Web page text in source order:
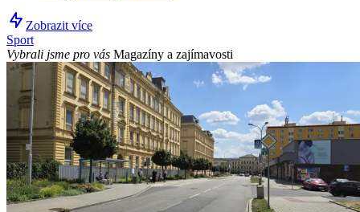
Zobrazit více
Sport
Vybrali jsme pro vás Magazíny a zajímavosti